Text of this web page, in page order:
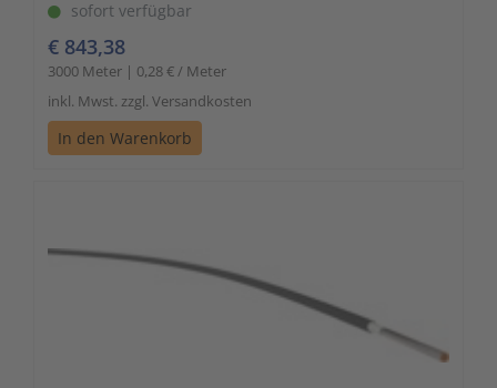
sofort verfügbar
€ 843,38
3000 Meter | 0,28 € / Meter
inkl. Mwst. zzgl. Versandkosten
In den Warenkorb